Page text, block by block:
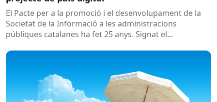
El Pacte per a la promoció i el desenvolupament de la
Societat de la Informació a les administracions
públiques catalanes ha fet 25 anys. Signat el...